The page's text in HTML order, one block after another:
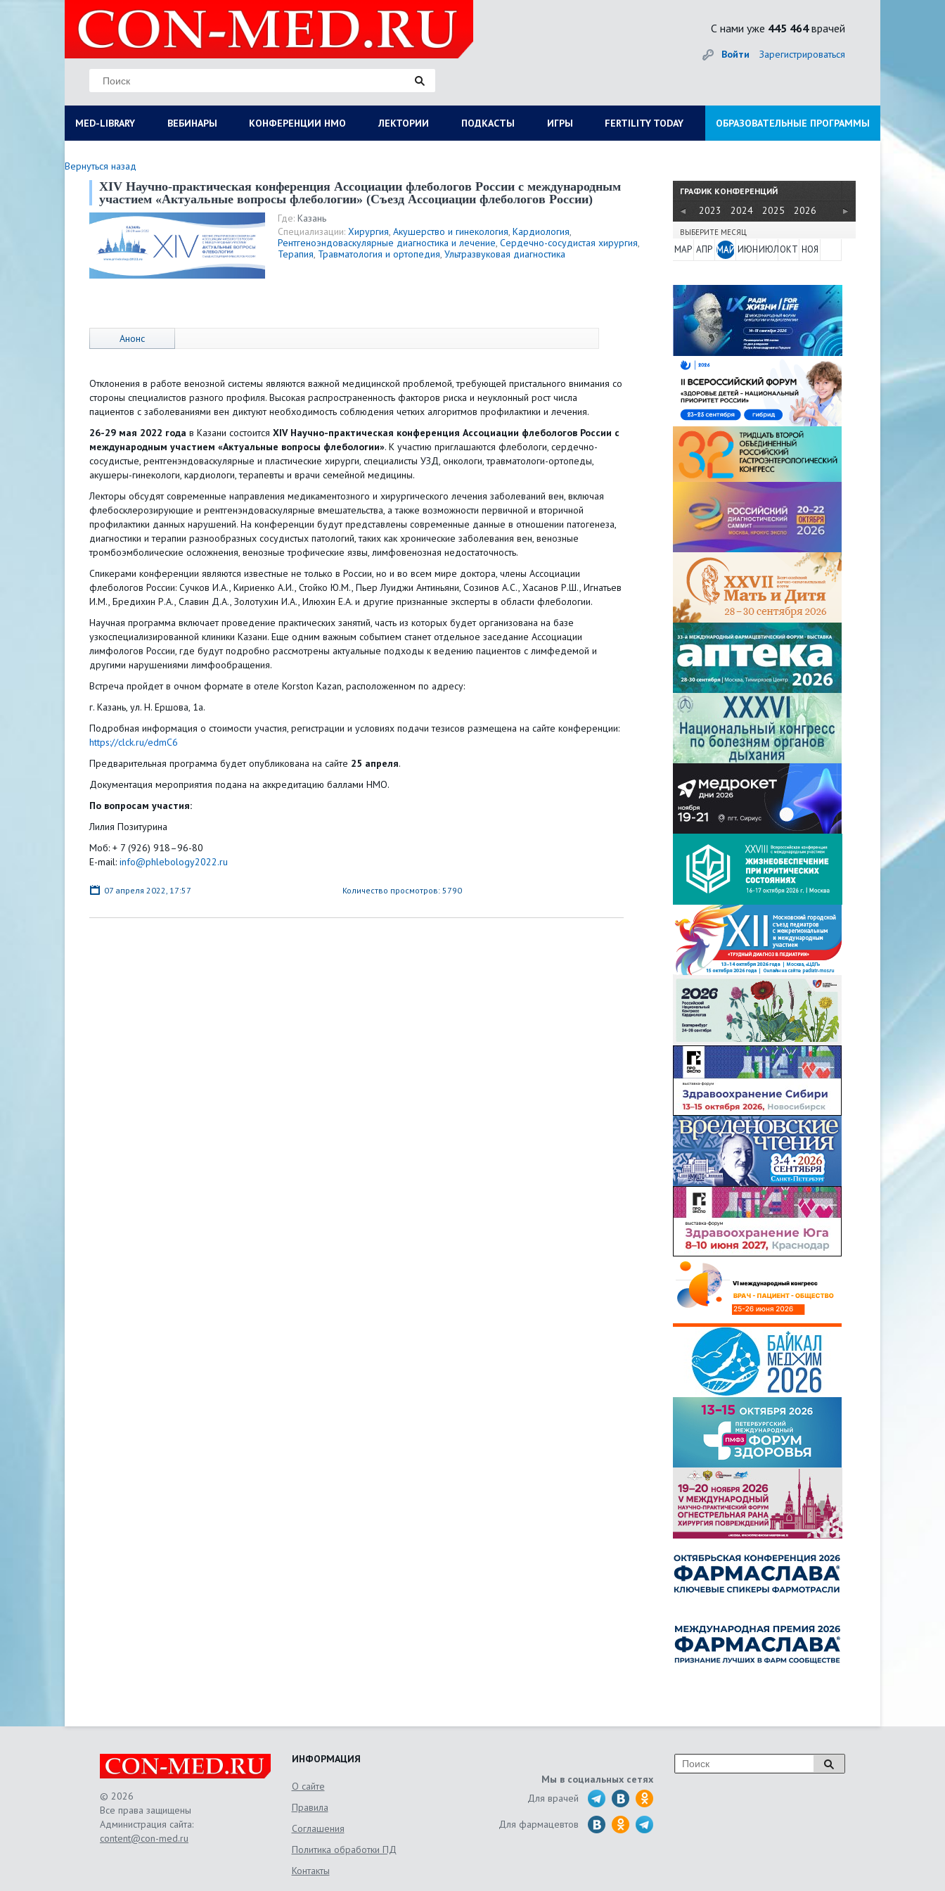
С нами уже 445 464врачей
Войти Зарегистрироваться
MED-LIBRARY ВЕБИНАРЫ КОНФЕРЕНЦИИ НМО ЛЕКТОРИИ ПОДКАСТЫ ИГРЫ FERTILITY TODAY ОБРАЗОВАТЕЛЬНЫЕ ПРОГРАММЫ
Вернуться назад
XIV Научно-практическая конференция Ассоциации флебологов России с международным
участием «Актуальные вопросы флебологии» (Съезд Ассоциации флебологов России)
Где: Казань
Специализации: Хирургия, Акушерство и гинекология, Кардиология,
Рентгеноэндоваскулярные диагностика и лечение, Сердечно-сосудистая хирургия,
Терапия, Травматология и ортопедия, Ультразвуковая диагностика
Анонс
Отклонения в работе венозной системы являются важной медицинской проблемой, требующей пристального внимания со
стороны специалистов разного профиля. Высокая распространенность факторов риска и неуклонный рост числа
пациентов с заболеваниями вен диктуют необходимость соблюдения четких алгоритмов профилактики и лечения.
26-29 мая 2022 года в Казани состоится XIV Научно-практическая конференция Ассоциации флебологов России с
международным участием «Актуальные вопросы флебологии». К участию приглашаются флебологи, сердечно-
сосудистые, рентгенэндоваскулярные и пластические хирурги, специалисты УЗД, онкологи, травматологи-ортопеды,
акушеры-гинекологи, кардиологи, терапевты и врачи семейной медицины.
Лекторы обсудят современные направления медикаментозного и хирургического лечения заболеваний вен, включая
флебосклерозирующие и рентгенэндоваскулярные вмешательства, а также возможности первичной и вторичной
профилактики данных нарушений. На конференции будут представлены современные данные в отношении патогенеза,
диагностики и терапии разнообразных сосудистых патологий, таких как хронические заболевания вен, венозные
тромбоэмболические осложнения, венозные трофические язвы, лимфовенозная недостаточность.
Спикерами конференции являются известные не только в России, но и во всем мире доктора, члены Ассоциации
флебологов России: Сучков И.А., Кириенко А.И., Стойко Ю.М., Пьер Луиджи Антиньяни, Созинов А.С., Хасанов Р.Ш., Игнатьев
И.М., Бредихин Р.А., Славин Д.А., Золотухин И.А., Илюхин Е.А. и другие признанные эксперты в области флебологии.
Научная программа включает проведение практических занятий, часть из которых будет организована на базе
узкоспециализированной клиники Казани. Еще одним важным событием станет отдельное заседание Ассоциации
лимфологов России, где будут подробно рассмотрены актуальные подходы к ведению пациентов с лимфедемой и
другими нарушениями лимфообращения.
Встреча пройдет в очном формате в отеле Korston Kazan, расположенном по адресу:
г. Казань, ул. Н. Ершова, 1а.
Подробная информация о стоимости участия, регистрации и условиях подачи тезисов размещена на сайте конференции:
https://clck.ru/edmC6
Предварительная программа будет опубликована на сайте 25 апреля.
Документация мероприятия подана на аккредитацию баллами НМО.
По вопросам участия:
Лилия Позитурина
Моб: + 7 (926) 918–96-80
E-mail: info@phlebology2022.ru
07 апреля 2022, 17:57 Количество просмотров: 5790
ГРАФИК КОНФЕРЕНЦИЙ
2022 2023 2024 2025 2026
ВЫБЕРИТЕ МЕСЯЦ
МАР АПР МАЙ ИЮНИЮЛОКТ НОЯ
© 2026
Все права защищены
Администрация сайта:
content@con-med.ru
ИНФОРМАЦИЯ
О сайте
Правила
Соглашения
Политика обработки ПД
Контакты
Мы в социальных сетях
Для врачей
Для фармацевтов